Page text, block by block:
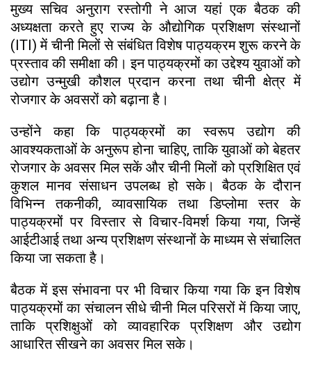
मुख्य सचिव अनुराग रस्तोगी ने आज यहां एक बैठक की
अध्यक्षता करते हुए राज्य के औद्योगिक प्रशिक्षण संस्थानों
(ITI) में चीनी मिलों से संबंधित विशेष पाठ्यक्रम शुरू करने के
प्रस्ताव की समीक्षा की। इन पाठ्यक्रमों का उद्देश्य युवाओं को
उद्योग उन्मुखी कौशल प्रदान करना तथा चीनी क्षेत्र में
रोजगार के अवसरों को बढ़ाना है।
उन्होंने कहा कि पाठ्यक्रमों का स्वरूप उद्योग की
आवश्यकताओं के अनुरूप होना चाहिए, ताकि युवाओं को बेहतर
रोजगार के अवसर मिल सकें और चीनी मिलों को प्रशिक्षित एवं
कुशल मानव संसाधन उपलब्ध हो सके। बैठक के दौरान
विभिन्न तकनीकी, व्यावसायिक तथा डिप्लोमा स्तर के
पाठ्यक्रमों पर विस्तार से विचार-विमर्श किया गया, जिन्हें
आईटीआई तथा अन्य प्रशिक्षण संस्थानों के माध्यम से संचालित
किया जा सकता है।
बैठक में इस संभावना पर भी विचार किया गया कि इन विशेष
पाठ्यक्रमों का संचालन सीधे चीनी मिल परिसरों में किया जाए,
ताकि प्रशिक्षुओं को व्यावहारिक प्रशिक्षण और उद्योग
आधारित सीखने का अवसर मिल सके।